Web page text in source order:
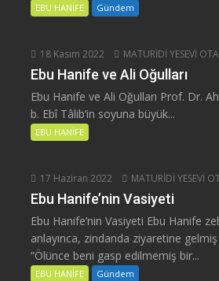
EBU HANİFE Gündem
18 Kasım 2022 MATURİDİ YESEVİ
Ebu Hanife ve Ali Oğulları
Ebu Hanife ve Ali Oğulları Prof. Dr.
b. Ebî Tâlib’in soyuna büyük...
EBU HANİFE
17 Haziran 2022 MATURİDİ YESEVİ
Ebu Hanife’nin Vasiyeti
Ebu Hanife’nin Vasiyeti Ebu Hanife
anlayınca, zindanda ziyaretine
“Ölünce beni gasp edilmemiş bir...
EBU HANİFE Gündem